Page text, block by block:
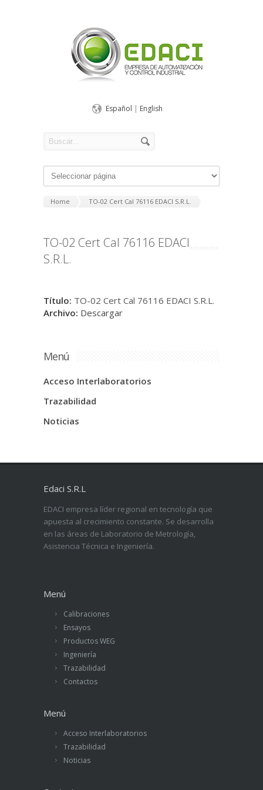
Español | English
Home TO-02 Cert Cal 76116 EDACI S.R.L.
TO-02 Cert Cal 76116 EDACI
S.R.L.
Título: TO-02 Cert Cal 76116 EDACI S.R.L.
Archivo: Descargar
Menú
Acceso Interlaboratorios
Trazabilidad
Noticias
Edaci S.R.L
EDACI empresa líder regional en tecnología que
apuesta al crecimiento constante. Se desarrolla
en las áreas de Laboratorio de Metrología,
Asistencia Técnica e Ingeniería.
Menú
Calibraciones
Ensayos
Productos WEG
Ingeniería
Trazabilidad
Contactos
Menú
Acceso Interlaboratorios
Trazabilidad
Noticias